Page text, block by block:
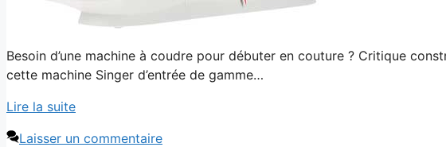
Besoin d’une machine à coudre pour débuter en couture ? Critique
cette machine Singer d’entrée de gamme…
Lire la suite
Laisser un commentaire